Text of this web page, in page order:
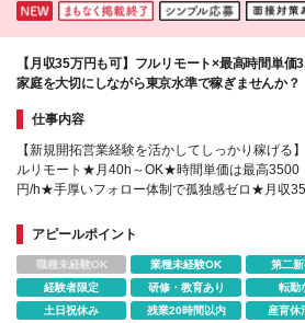
【月収35万円も可】フルリモート×最高時間単価
家庭を大切にしながら東京水準で稼ぎませんか？
仕事内容
【新規開拓営業経験を活かしてしっかり稼げる
ルリモート★月40h～OK★時間単価は最高3500
円/h★手厚いフォロー体制で孤独感ゼロ★月収
アピールポイント
職種未経験OK 業種未経験OK 第二
経験者限定
研修・教育あり 転勤
土日祝休み
残業20時間以内 産育休